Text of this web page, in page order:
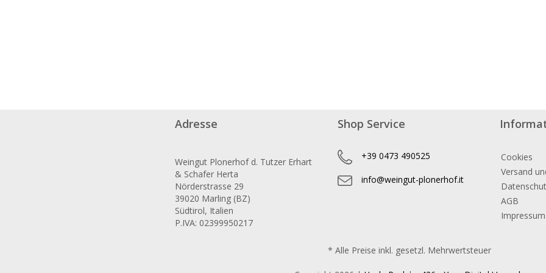
Adresse
Weingut Plonerhof d. Tutzer Erhart
& Schafer Herta
Nörderstrasse 29
39020 Marling (BZ)
Südtirol, Italien
P.IVA: 02399950217
Shop Service
+39 0473 490525
info@weingut-plonerhof.it
Cookies
Versand
AGB
Impressum
* Alle Preise inkl. gesetzl. Mehrwertsteuer